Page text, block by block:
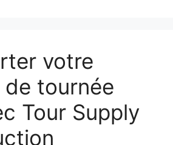
votre
tournée
Tour Supply